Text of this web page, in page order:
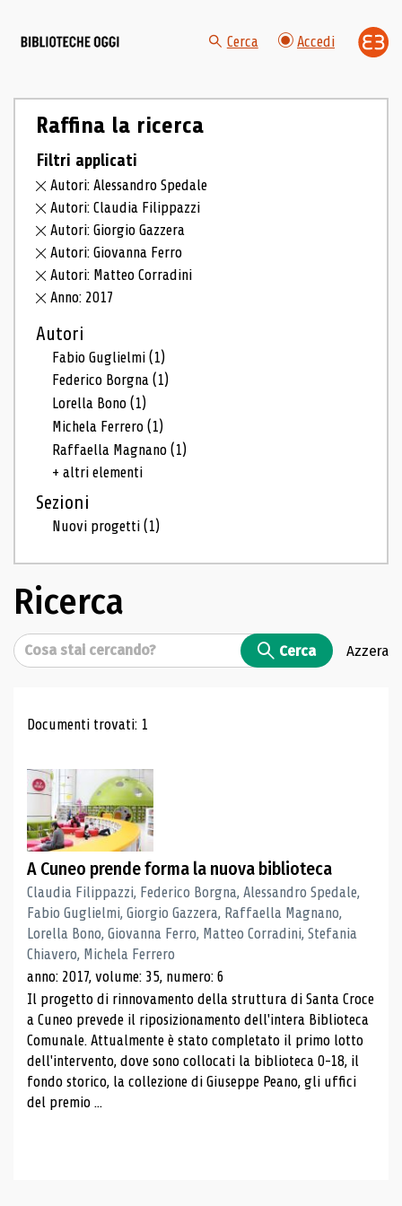
Cerca Accedi
Raffina la ricerca
Filtri applicati
Autori: Alessandro Spedale
Autori: Claudia Filippazzi
Autori: Giorgio Gazzera
Autori: Giovanna Ferro
Autori: Matteo Corradini
Anno: 2017
Autori
Fabio Guglielmi(1)
Federico Borgna(1)
Lorella Bono(1)
Michela Ferrero(1)
Raffaella Magnano(1)
+ altri elementi
Sezioni
Nuovi progetti(1)
Ricerca
Cerca Cerca Azzera
Risultati di ricerca
Documenti trovati: 1
A Cuneo prende forma la nuova biblioteca
Claudia Filippazzi, Federico Borgna, Alessandro Spedale,
Fabio Guglielmi, Giorgio Gazzera, Raffaella Magnano,
Lorella Bono, Giovanna Ferro, Matteo Corradini, Stefania
Chiavero, Michela Ferrero
anno: 2017, volume: 35, numero: 6
Il progetto di rinnovamento della struttura di Santa Croce
a Cuneo prevede il riposizionamento dell'intera Biblioteca
Comunale. Attualmente è stato completato il primo lotto
dell'intervento, dove sono collocati la biblioteca 0-18, il
fondo storico, la collezione di Giuseppe Peano, gli uffici
del premio ...